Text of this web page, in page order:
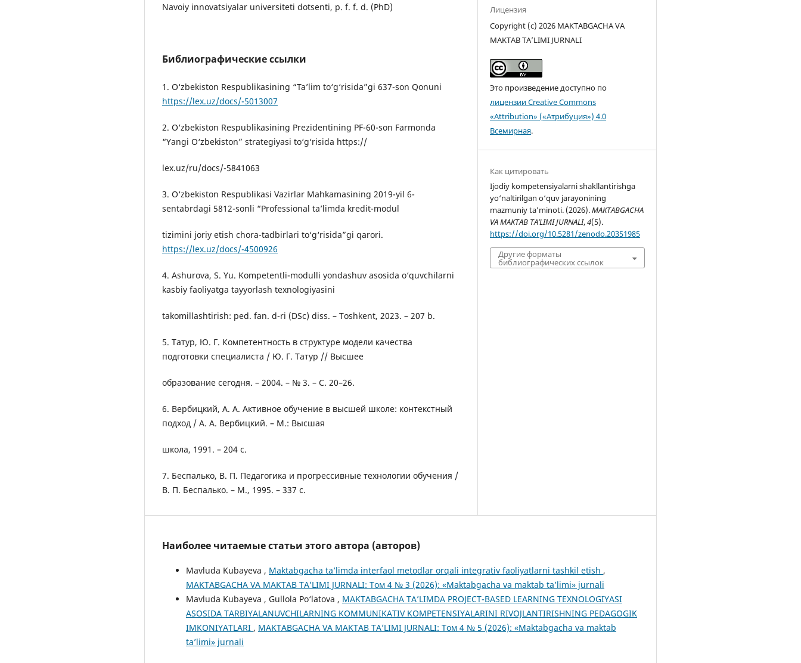
Navoiy innovatsiyalar universiteti dotsenti, p. f. f. d. (PhD)
Библиографические ссылки
1. O‘zbekiston Respublikasining “Ta’lim to‘g‘risida”gi 637-son Qonuni
https://lex.uz/docs/-5013007
2. O‘zbekiston Respublikasining Prezidentining PF-60-son Farmonda
“Yangi O‘zbekiston” strategiyasi to‘g‘risida https://
lex.uz/ru/docs/-5841063
3. O‘zbekiston Respublikasi Vazirlar Mahkamasining 2019-yil 6-
sentabrdagi 5812-sonli “Professional ta’limda kredit-modul
tizimini joriy etish chora-tadbirlari to‘g‘risida”gi qarori.
https://lex.uz/docs/-4500926
4. Ashurova, S. Yu. Kompetentli-modulli yondashuv asosida o‘quvchilarni
kasbiy faoliyatga tayyorlash texnologiyasini
takomillashtirish: ped. fan. d-ri (DSc) diss. – Toshkent, 2023. – 207 b.
5. Татур, Ю. Г. Компетентность в структуре модели качества
подготовки специалиста / Ю. Г. Татур // Высшее
образование сегодня. – 2004. – № 3. – С. 20–26.
6. Вербицкий, А. А. Активное обучение в высшей школе: контекстный
подход / А. А. Вербицкий. – М.: Высшая
школа, 1991. – 204 с.
7. Беспалько, В. П. Педагогика и прогрессивные технологии обучения /
В. П. Беспалько. – М., 1995. – 337 с.
Лицензия
Copyright (c) 2026 MAKTABGACHA VA
MAKTAB TA’LIMI JURNALI
Это произведение доступно по
лицензии Creative Commons
«Attribution» («Атрибуция») 4.0
Всемирная.
Как цитировать
Ijodiy kompetensiyalarni shakllantirishga
yo‘naltirilgan o‘quv jarayonining
mazmuniy ta’minoti. (2026).MAKTABGACHA
VA MAKTAB TA’LIMI JURNALI,4(5).
https://doi.org/10.5281/zenodo.20351985
Другие форматы
библиографических ссылок
Наиболее читаемые статьи этого автора (авторов)
Mavluda Kubayeva , Maktabgacha ta’limda interfaol metodlar orqali integrativ faoliyatlarni tashkil etish ,
MAKTABGACHA VA MAKTAB TA’LIMI JURNALI: Том 4 № 3 (2026): «Maktabgacha va maktab ta’limi» jurnali
Mavluda Kubayeva , Gullola Po‘latova , MAKTABGACHA TA’LIMDA PROJECT-BASED LEARNING TEXNOLOGIYASI
ASOSIDA TARBIYALANUVCHILARNING KOMMUNIKATIV KOMPETENSIYALARINI RIVOJLANTIRISHNING PEDAGOGIK
IMKONIYATLARI , MAKTABGACHA VA MAKTAB TA’LIMI JURNALI: Том 4 № 5 (2026): «Maktabgacha va maktab
ta’limi» jurnali